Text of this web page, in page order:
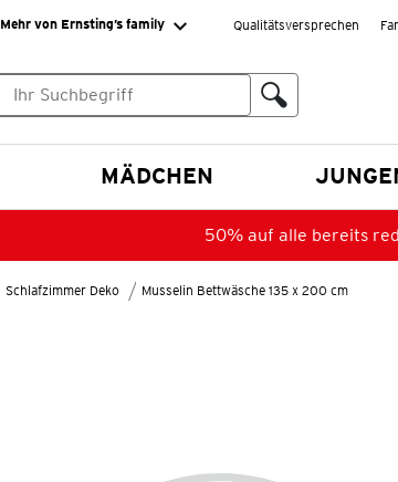
Mehr von Ernsting’s family Qualitätsversprechen
MÄDCHEN
50% auf alle bereits
Schlafzimmer Deko Musselin Bettwäsche 135 x 200 cm